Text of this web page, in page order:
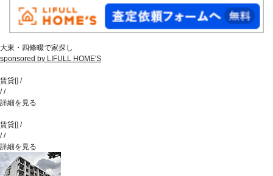
大東・四條畷で家探し
sponsored by LIFULL HOME'S
賃貸[] /
//
詳細を見る
賃貸[] /
//
詳細を見る